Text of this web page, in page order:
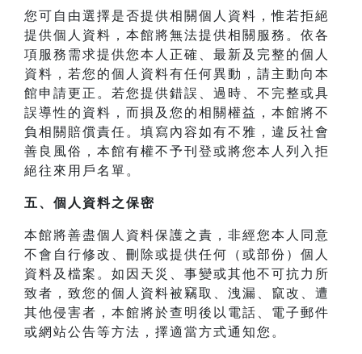
您可自由選擇是否提供相關個人資料，惟若拒絕
提供個人資料，本館將無法提供相關服務。依各
項服務需求提供您本人正確、最新及完整的個人
資料，若您的個人資料有任何異動，請主動向本
館申請更正。若您提供錯誤、過時、不完整或具
誤導性的資料，而損及您的相關權益，本館將不
負相關賠償責任。填寫內容如有不雅，違反社會
善良風俗，本館有權不予刊登或將您本人列入拒
絕往來用戶名單。
五、個人資料之保密
本館將善盡個人資料保護之責，非經您本人同意
不會自行修改、刪除或提供任何（或部份）個人
資料及檔案。如因天災、事變或其他不可抗力所
致者，致您的個人資料被竊取、洩漏、竄改、遭
其他侵害者，本館將於查明後以電話、電子郵件
或網站公告等方法，擇適當方式通知您。